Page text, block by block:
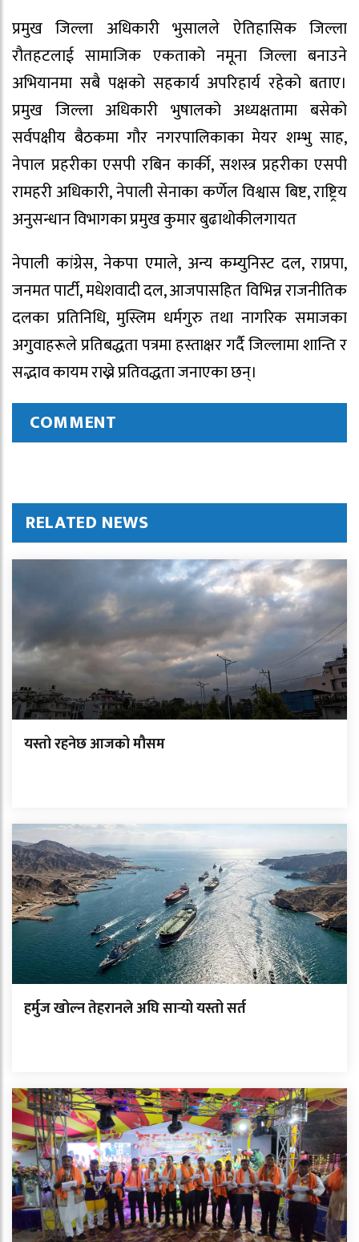
प्रमुख जिल्ला अधिकारी भुसालले ऐतिहासिक जिल्ला
रौतहटलाई सामाजिक एकताको नमूना जिल्ला बनाउने
अभियानमा सबै पक्षको सहकार्य अपरिहार्य रहेको बताए।
प्रमुख जिल्ला अधिकारी भुषालको अध्यक्षतामा बसेको
सर्वपक्षीय बैठकमा गौर नगरपालिकाका मेयर शम्भु साह,
नेपाल प्रहरीका एसपी रबिन कार्की, सशस्त्र प्रहरीका एसपी
रामहरी अधिकारी, नेपाली सेनाका कर्णेल विश्वास बिष्ट, राष्ट्रिय
अनुसन्धान विभागका प्रमुख कुमार बुढाथोकीलगायत
नेपाली कांग्रेस, नेकपा एमाले, अन्य कम्युनिस्ट दल, राप्रपा,
जनमत पार्टी, मधेशवादी दल, आजपासहित विभिन्न राजनीतिक
दलका प्रतिनिधि, मुस्लिम धर्मगुरु तथा नागरिक समाजका
अगुवाहरूले प्रतिबद्धता पत्रमा हस्ताक्षर गर्दै जिल्लामा शान्ति र
सद्भाव कायम राख्ने प्रतिवद्धता जनाएका छन्।
COMMENT
RELATED NEWS
यस्तो रहनेछ आजको मौसम
हर्मुज खोल्न तेहरानले अघि सार्‍यो यस्तो सर्त